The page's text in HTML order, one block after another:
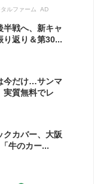
ルファーム AD
戦へ、新キャ
返り＆第30...
今だけ…サンマ
実質無料でレ
クカバー、大阪
牛のカー...